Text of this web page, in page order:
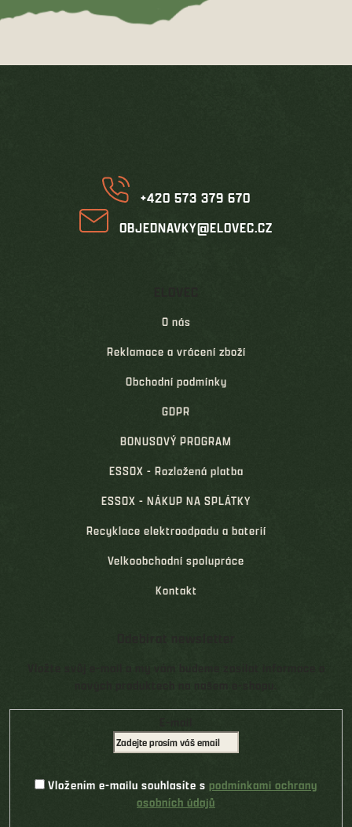
+420 573 379 670
OBJEDNAVKY@ELOVEC.CZ
O nás
Reklamace a vrácení zboží
Obchodní podmínky
GDPR
BONUSOVÝ PROGRAM
ESSOX - Rozložená platba
ESSOX - NÁKUP NA SPLÁTKY
Recyklace elektroodpadu a baterií
Velkoobchodní spolupráce
Kontakt
Vložením e-mailu souhlasíte s podmínkami ochrany
osobních údajů